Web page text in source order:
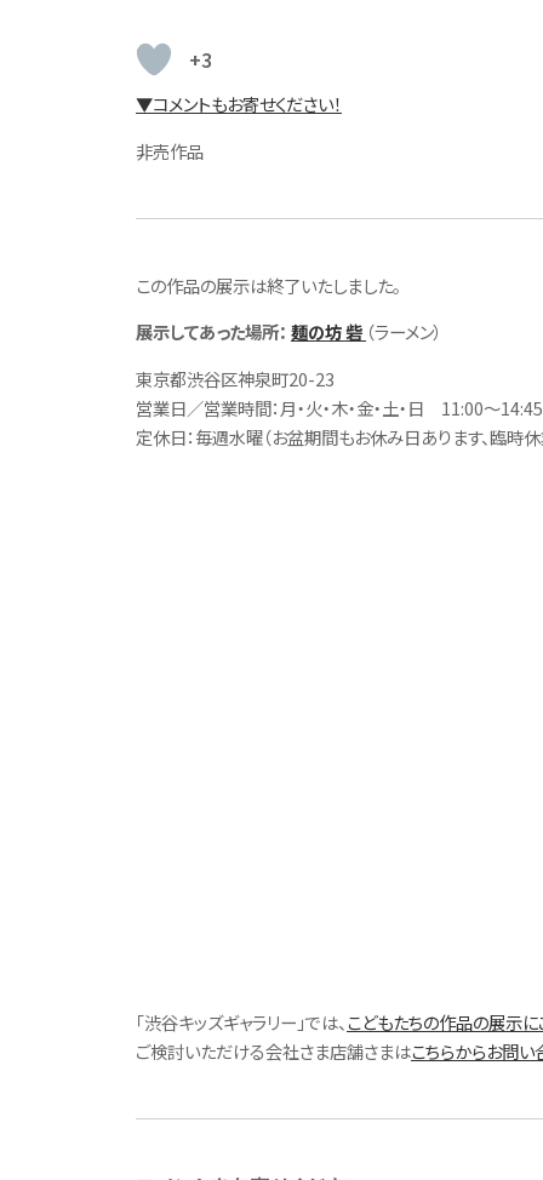
+3
▼コメントもお寄せください！
非売作品
この作品の展示は終了いたしました。
展示してあった場所： 麺の坊 砦 （ラーメン）
東京都渋谷区神泉町20-23
営業日／営業時間：月・火・木・金・土・日 11:00～14:45
定休日：毎週水曜（お盆期間もお休み日あります、臨時休
「渋谷キッズギャラリー」では、こどもたちの作品の展示
ご検討いただける会社さま店舗さまはこちらからお問い